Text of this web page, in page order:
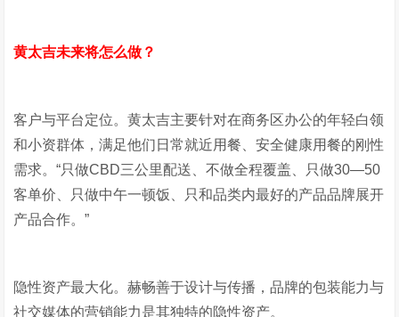
黄太吉未来将怎么做？
客户与平台定位。黄太吉主要针对在商务区办公的年轻白领
和小资群体，满足他们日常就近用餐、安全健康用餐的刚性
需求。“只做CBD三公里配送、不做全程覆盖、只做30—50
客单价、只做中午一顿饭、只和品类内最好的产品品牌展开
产品合作。”
隐性资产最大化。赫畅善于设计与传播，品牌的包装能力与
社交媒体的营销能力是其独特的隐性资产。